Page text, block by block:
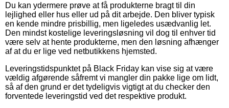
Du kan ydermere prøve at få produkterne bragt til din
lejlighed eller hus eller ud på dit arbejde. Den bliver typisk
en kende mindre prisbillig, men ligeledes usædvanlig let.
Den mindst kostelige leveringsløsning vil dog til enhver tid
være selv at hente produkterne, men den løsning afhænger
af at du er lige ved netbutikkens hjemsted.
Leveringstidspunktet på Black Friday kan vise sig at være
vældig afgørende såfremt vi mangler din pakke lige om lidt,
så af den grund er det tydeligvis vigtigt at du checker den
forventede leveringstid ved det respektive produkt.